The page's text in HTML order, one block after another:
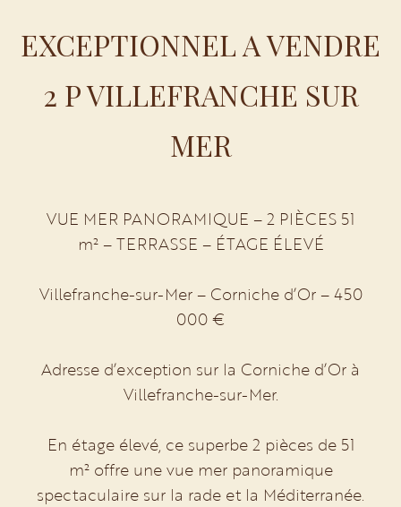
EXCEPTIONNEL A VENDRE
2 P VILLEFRANCHE SUR
MER
VUE MER PANORAMIQUE – 2 PIÈCES 51
m² – TERRASSE – ÉTAGE ÉLEVÉ
Villefranche-sur-Mer – Corniche d’Or – 450
000 €
Adresse d’exception sur la Corniche d’Or à
Villefranche-sur-Mer.
En étage élevé, ce superbe 2 pièces de 51
m² offre une vue mer panoramique
spectaculaire sur la rade et la Méditerranée.